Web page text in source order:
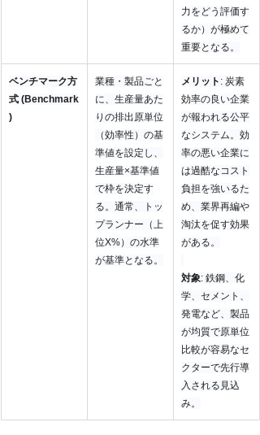
力をどう評価す
るか）が極めて
重要となる。
ベンチマーク方
式 (Benchmark
)
業種・製品ごと
に、生産量あた
りの排出原単位
（効率性）の基
準値を設定し、
生産量×基準値
で枠を決定す
る。通常、トッ
プランナー（上
位X%）の水準
が基準となる。
メリット : 炭素
効率の良い企業
が報われる公平
なシステム。効
率の悪い企業に
は過酷なコスト
負担を強いるた
め、業界再編や
淘汰を促す効果
がある。
対象: 鉄鋼、化
学、セメント、
発電など、製品
が均質で原単位
比較が容易なセ
クターで先行導
入される見込
み。